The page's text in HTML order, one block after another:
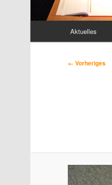
HauptmenüAktuelles
Bilder-
← Vorheriges